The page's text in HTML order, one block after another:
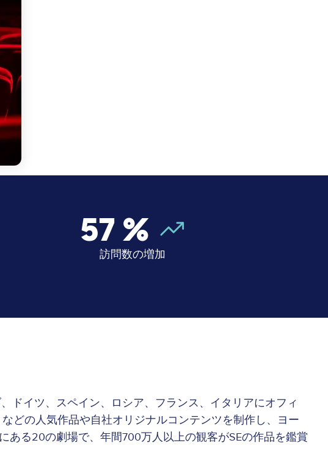
57 %
訪問数の増加
ドイツ、スペイン、ロシア、フランス、イタリアにオフィ
どの人気作品や自社オリジナルコンテンツを制作し、ヨー
ある20の劇場で、年間700万人以上の観客がSEの作品を鑑賞